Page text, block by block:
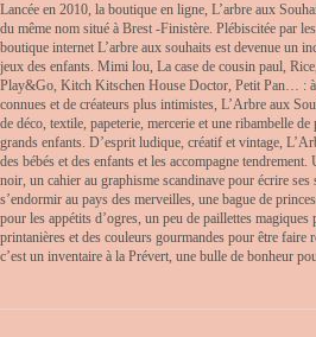
Lancée en 2010, la boutique en ligne, L’arbre aux
du même nom situé à Brest -Finistère. Plébiscitée par
boutique internet L’arbre aux souhaits est devenue un
jeux des enfants. Mimi lou, La case de cousin paul,
Play&Go, Kitch Kitschen House Doctor, Petit Pan… : à
connues et de créateurs plus intimistes, L’Arbre aux
de déco, textile, papeterie, mercerie et une ribambelle
grands enfants. D’esprit ludique, créatif et vintage,
des bébés et des enfants et les accompagne
noir, un cahier au graphisme scandinave pour écrire ses
s’endormir au pays des merveilles, une bague de
pour les appétits d’ogres, un peu de paillettes
printanières et des couleurs gourmandes pour être faire
c’est un inventaire à la Prévert, une bulle de bonheur